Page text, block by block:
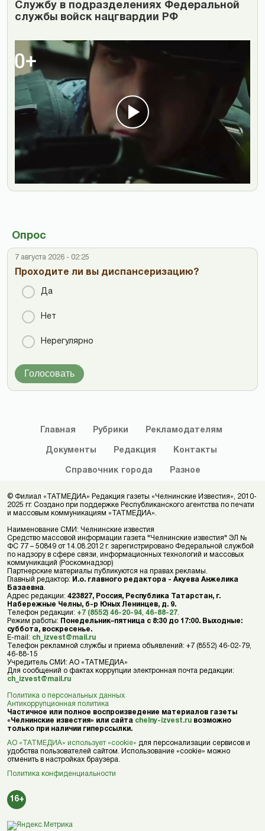
Cлужбу в подразделениях Федеральной
службы войск нацгвардии РФ
Опрос
7 августа 2026 - 02:25
Проходите ли вы диспансеризацию?
Да
Нет
Нерегулярно
Голосовать
Главная Рубрики Рекламодателям
Документы Редакция Контакты
Справочник города Разное
© Филиал «ТАТМЕДИА» Редакция газеты «Челнинские Известия», 2010-
2025 гг. Создано при поддержке Республиканского агентства по печати
и массовым коммуникациям «ТАТМЕДИА».
Наименование СМИ: Челнинские известия
Средство массовой информации газета "Челнинские известия" ЭЛ №
ФС 77 – 50849 от 14.08.2012 г. зарегистрировано Федеральной службой
по надзору в сфере связи, информационных технологий и массовых
коммуникаций (Роскомнадзор)
Партнерские материалы публикуются на правах рекламы.
Главный редактор: И.о. главного редактора - Акуева Анжелика
Базаевна
Адрес редакции: 423827, Россия, Республика Татарстан, г.
Набережные Челны, б-р Юных Ленинцев, д. 9.
Телефон редакции: +7 (8552) 46-20-94 46-88-27
Режим работы: Понедельник–пятница с 8:30 до 17:00. Выходные:
суббота, воскресенье.
E-mail: ch_izvest@mail.ru
Телефон рекламной службы и приема объявлений: +7 (8552) 46-02-79,
46-88-15
Учредитель СМИ: АО «ТАТМЕДИА»
Для сообщений о фактах коррупции электронная почта редакции:
ch_izvest@mail.ru
Политика о персональных данных
Антикоррупционная политика
Частичное или полное воспроизведение материалов газеты
«Челнинские известия» или сайта chelny-izvest.ru возможно
только при наличии гиперссылки.
АО «ТАТМЕДИА» использует «cookie» для персонализации сервисов и
удобства пользователей сайтом. Использование «cookie» можно
отменить в настройках браузера.
Политика конфиденциальности
16+